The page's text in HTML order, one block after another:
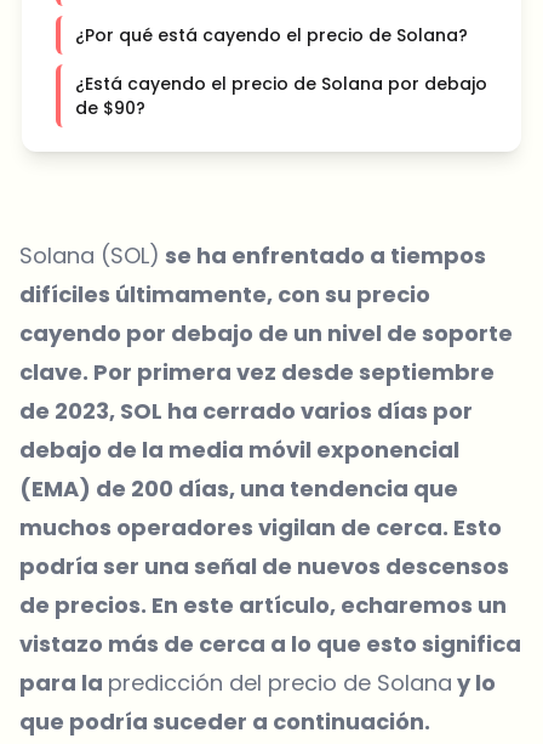
¿Por qué está cayendo el precio de Solana?
¿Está cayendo el precio de Solana por debajo
de $90?
Solana (SOL) se ha enfrentado a tiempos
difíciles últimamente, con su precio
cayendo por debajo de un nivel de soporte
clave. Por primera vez desde septiembre
de 2023, SOL ha cerrado varios días por
debajo de la media móvil exponencial
(EMA) de 200 días, una tendencia que
muchos operadores vigilan de cerca. Esto
podría ser una señal de nuevos descensos
de precios. En este artículo, echaremos un
vistazo más de cerca a lo que esto significa
para la predicción del precio de Solana y lo
que podría suceder a continuación.